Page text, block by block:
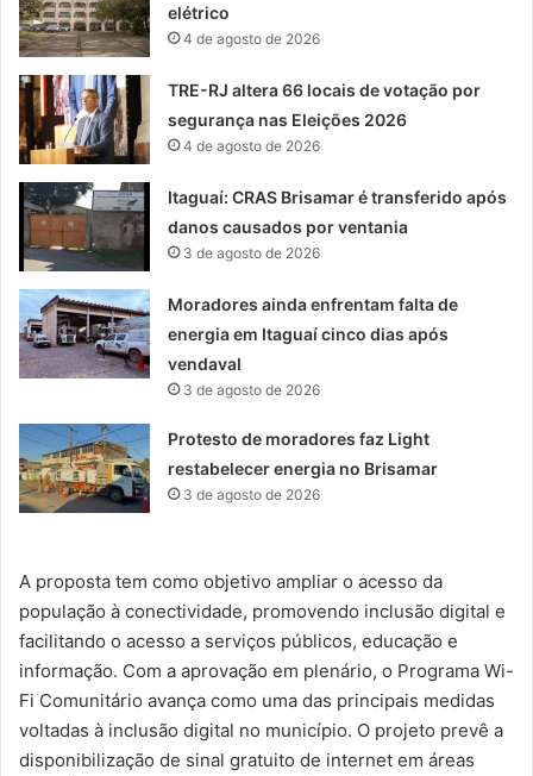
elétrico
4 de agosto de 2026
TRE-RJ altera 66 locais de votação por
segurança nas Eleições 2026
4 de agosto de 2026
Itaguaí: CRAS Brisamar é transferido após
danos causados por ventania
3 de agosto de 2026
Moradores ainda enfrentam falta de
energia em Itaguaí cinco dias após
vendaval
3 de agosto de 2026
Protesto de moradores faz Light
restabelecer energia no Brisamar
3 de agosto de 2026
A proposta tem como objetivo ampliar o acesso da
população à conectividade, promovendo inclusão digital e
facilitando o acesso a serviços públicos, educação e
informação. Com a aprovação em plenário, o Programa Wi-
Fi Comunitário avança como uma das principais medidas
voltadas à inclusão digital no município. O projeto prevê a
disponibilização de sinal gratuito de internet em áreas